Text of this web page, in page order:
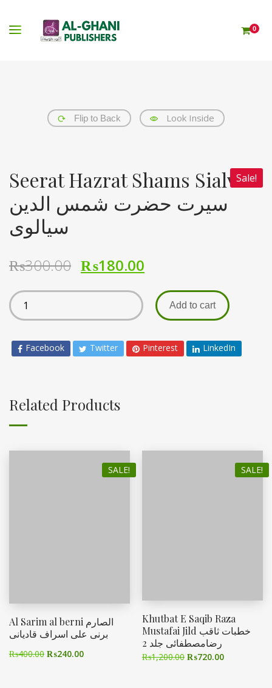
0
Flip to Back Look Inside
Sale!
Seerat Hazrat Shams Sialvi
سیرت حضرت شمس الدین
سیالوی
₨300.00 ₨180.00
Add to cart
Facebook Twitter Pinterest LinkedIn
Related Products
SALE!
Al Sarim al berni الصارم
برنی علی اسراف قادیانی
₨400.00 ₨240.00
SALE!
Khutbat E Saqib Raza
Mustafai Jild خطبات ثاقب
رضامصطفائی جلد 2
₨1,200.00 ₨720.00